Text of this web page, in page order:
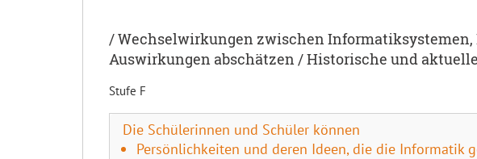
/ Wechselwirkungen zwischen
Auswirkungen abschätzen / Historische und
Stufe F
Die Schülerinnen und Schüler können
Persönlichkeiten und deren Ideen, die die Informatik